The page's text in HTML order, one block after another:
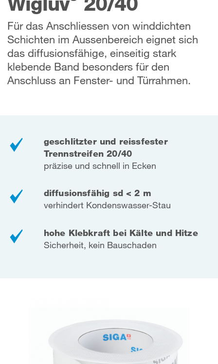
Für das Anschliessen von winddichten
Schichten im Aussenbereich eignet sich
das diffusionsfähige, einseitig stark
klebende Band besonders für den
Anschluss an Fenster- und Türrahmen.
geschlitzter und reissfester
Trennstreifen 20/40
präzise und schnell in Ecken
diffusionsfähig sd < 2 m
verhindert Kondenswasser-Stau
hohe Klebkraft bei Kälte und Hitze
Sicherheit, kein Bauschaden